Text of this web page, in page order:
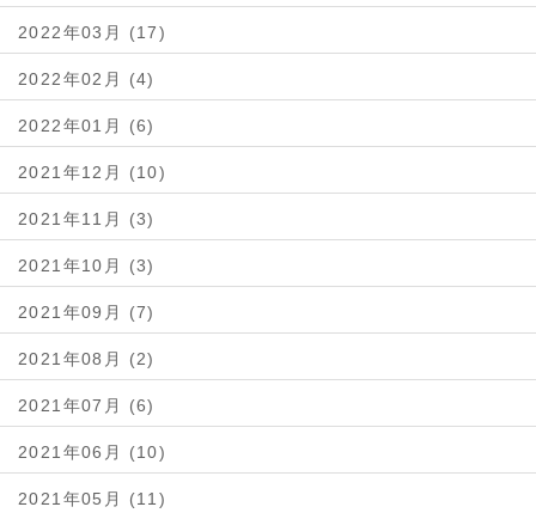
2022年03月 (17)
2022年02月 (4)
2022年01月 (6)
2021年12月 (10)
2021年11月 (3)
2021年10月 (3)
2021年09月 (7)
2021年08月 (2)
2021年07月 (6)
2021年06月 (10)
2021年05月 (11)